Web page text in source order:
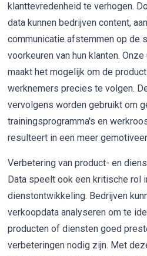
klanttevredenheid te verhogen.
data kunnen bedrijven content,
communicatie afstemmen op de
voorkeuren van hun klanten.
maakt het mogelijk om de
werknemers precies te volgen.
vervolgens worden gebruikt om
trainingsprogramma's en
resulteert in een meer
Verbetering van product- en
Data speelt ook een kritische rol
dienstontwikkeling. Bedrijven
verkoopdata analyseren om te
producten of diensten goed
verbeteringen nodig zijn. Met